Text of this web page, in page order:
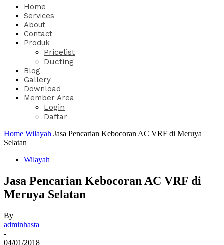
Home
Services
About
Contact
Produk
Pricelist
Ducting
Blog
Gallery
Download
Member Area
Login
Daftar
Home Wilayah Jasa Pencarian Kebocoran AC VRF di Meruya
Selatan
Wilayah
Jasa Pencarian Kebocoran AC VRF di
Meruya Selatan
By
adminhasta
-
04/01/2018